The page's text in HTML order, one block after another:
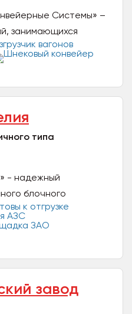
Системы» –
занимающихся
различных
типа
- надежный
блочного
заводской
комплекса...
завод